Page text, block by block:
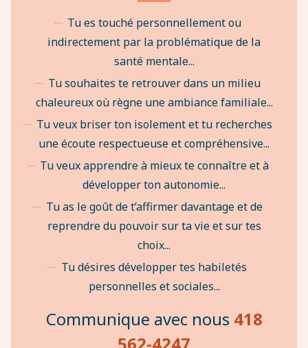
Tu es touché personnellement ou
indirectement par la problématique de la
santé mentale...
Tu souhaites te retrouver dans un milieu
chaleureux où règne une ambiance familiale...
Tu veux briser ton isolement et tu recherches
une écoute respectueuse et compréhensive...
Tu veux apprendre à mieux te connaître et à
développer ton autonomie...
Tu as le goût de t’affirmer davantage et de
reprendre du pouvoir sur ta vie et sur tes
choix...
Tu désires développer tes habiletés
personnelles et sociales...
Communique avec nous 418
562-4247